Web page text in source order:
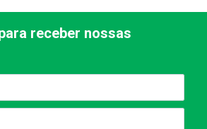
receber nossas